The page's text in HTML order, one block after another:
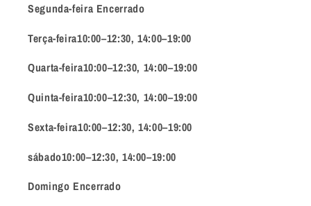
Segunda-feira Encerrado
Terça-feira10:00–12:30, 14:00–19:00
Quarta-feira10:00–12:30, 14:00–19:00
Quinta-feira10:00–12:30, 14:00–19:00
Sexta-feira10:00–12:30, 14:00–19:00
sábado10:00–12:30, 14:00–19:00
Domingo Encerrado